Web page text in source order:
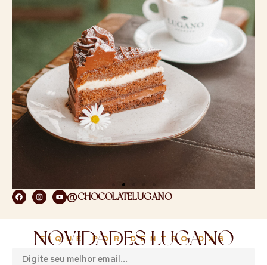
@CHOCOLATELUGANO
FIQUE POR DENTRO DAS
NOVIDADES LUGANO